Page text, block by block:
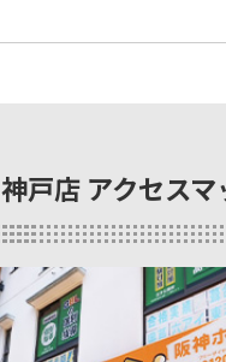
神戸店 アクセスマ